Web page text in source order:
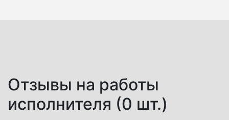
Отзывы на работы
исполнителя (0 шт.)